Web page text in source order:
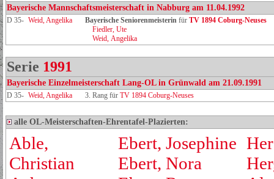
Bayerische Mannschaftsmeisterschaft in Nabburg am 11.04.1992
D 35- Weid, Angelika Bayerische Seniorenmeisterin für TV 1894 Coburg‑Neuses
Fiedler, Ute
Weid, Angelika
Serie 1991
Bayerische Einzelmeisterschaft Lang-OL in Grünwald am 21.09.1991
D 35- Weid, Angelika 3. Rang für TV 1894 Coburg-Neuses
alle OL-Meisterschaften-Ehrentafel-Plazierten:
Able,
Christian
Ebert, Josephine
Ebert, Nora